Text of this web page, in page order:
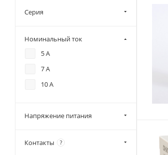
Серия
Номинальный ток
5 А
7 А
10 А
Напряжение питания
Контакты ?